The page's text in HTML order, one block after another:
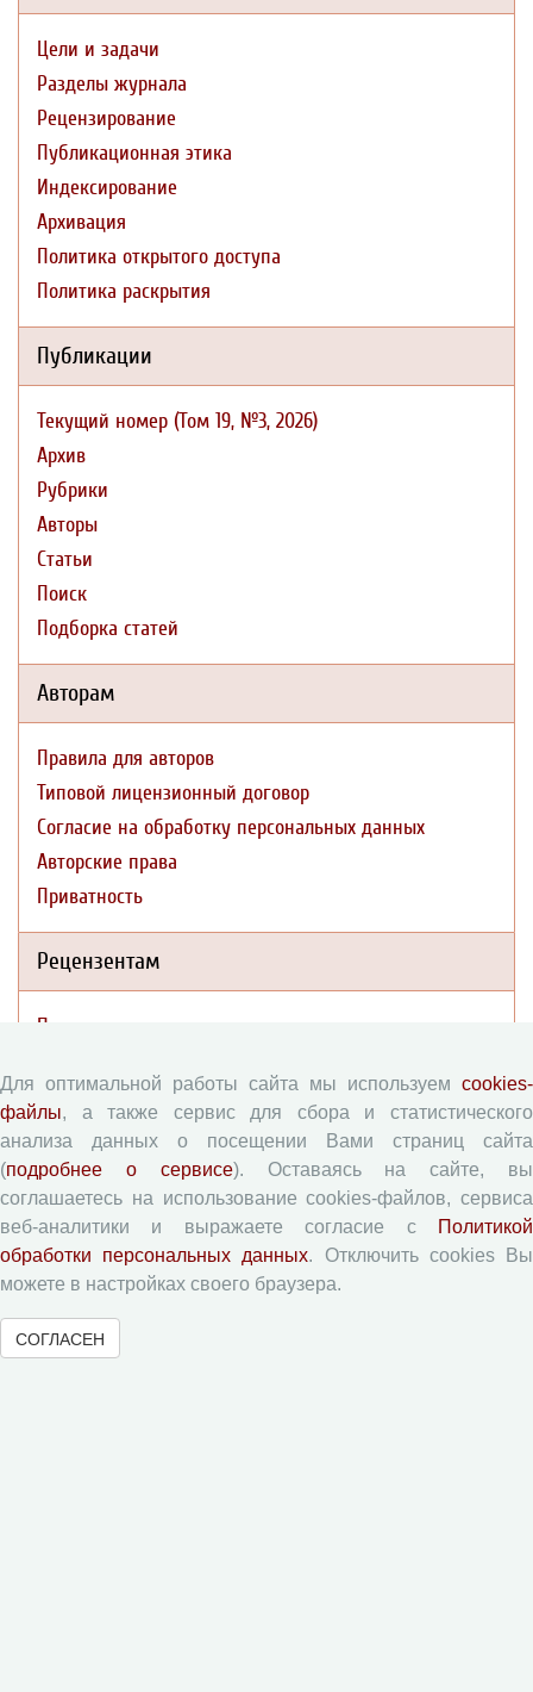
Цели и задачи
Разделы журнала
Рецензирование
Публикационная этика
Индексирование
Архивация
Политика открытого доступа
Политика раскрытия
Публикации
Текущий номер (Том 19, №3, 2026)
Архив
Рубрики
Авторы
Статьи
Поиск
Подборка статей
Авторам
Правила для авторов
Типовой лицензионный договор
Согласие на обработку персональных данных
Авторские права
Приватность
Рецензентам
Памятка рецензенту
Журналы ВолНЦ РАН
Проблемы развития территории
Вопросы территориального развития
Социальное пространство
Юный экономист
Для оптимальной работы сайта мы используем cookies-
файлы, а также сервис для сбора и статистического
анализа данных о посещении Вами страниц сайта
(подробнее о сервисе). Оставаясь на сайте, вы
соглашаетесь на использование cookies-файлов, сервиса
веб-аналитики и выражаете согласие с
Политикой
обработки персональных данных. Отключить cookies Вы
можете в настройках своего браузера.
СОГЛАСЕН